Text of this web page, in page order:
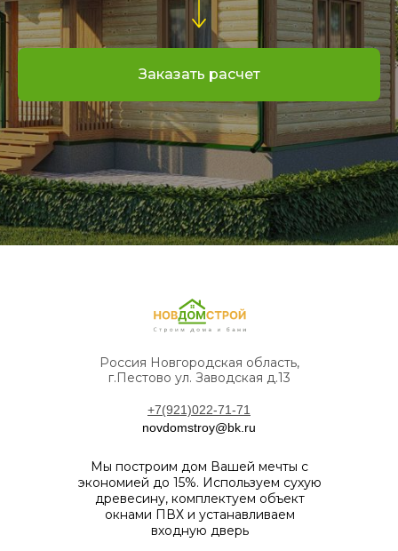
Заказать расчет
+7(921)022-71-71
novdomstroy@bk.ru
Россия Новгородская область,
г.Пестово ул. Заводская д.13
Мы построим дом Вашей мечты с
экономией до 15%. Используем сухую
древесину, комплектуем объект
окнами ПВХ и устанавливаем
входную дверь